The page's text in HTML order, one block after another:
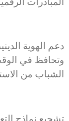
دعم الهوية
وتحافظ في
الشباب من
تشجيع نماذج